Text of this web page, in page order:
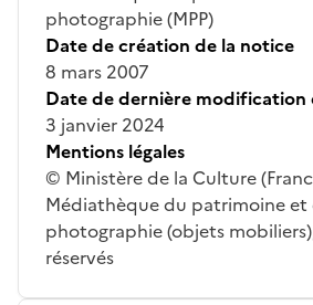
photographie (MPP)
Date de création de la notice
8 mars 2007
Date de dernière modification
3 janvier 2024
Mentions légales
© Ministère de la Culture
Médiathèque du patrimoine et
photographie (objets
réservés